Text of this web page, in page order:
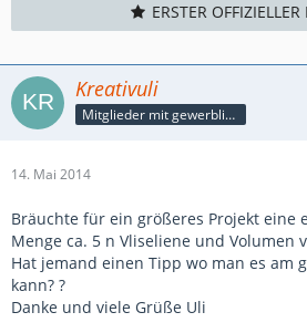
ERSTER OFFIZIELLER
Kreativuli
Mitglieder mit gewerblicher Verbindung, auch als Mitarbeiter/in
14. Mai 2014
Bräuchte für ein größeres Projekt eine
Menge ca. 5 n Vliseliene und Volumen
Hat jemand einen Tipp wo man es am
kann? ?
Danke und viele Grüße Uli